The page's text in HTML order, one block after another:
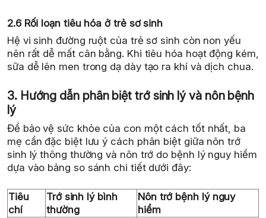
2.6 Rối loạn tiêu hóa ở trẻ sơ sinh
Hệ vi sinh đường ruột của trẻ sơ sinh còn non yếu
nên rất dễ mất cân bằng. Khi tiêu hóa hoạt động kém,
sữa dễ lên men trong dạ dày tạo ra khí và dịch chua.
3. Hướng dẫn phân biệt trớ sinh lý và nôn bệnh
lý
Để bảo vệ sức khỏe của con một cách tốt nhất, ba
mẹ cần đặc biệt lưu ý cách phân biệt giữa nôn trớ
sinh lý thông thường và nôn trớ do bệnh lý nguy hiểm
dựa vào bảng so sánh chi tiết dưới đây:
Tiêu
chí
Trớ sinh lý bình
thường
Nôn trớ bệnh lý nguy
hiểm